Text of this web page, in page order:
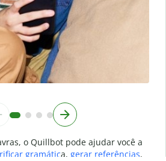
o Quillbot pode ajudar você a
gramática, gerar referências,